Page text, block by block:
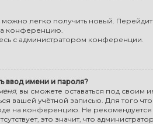
можно легко получить новый.
конференцию.
с администратором конференции.
ввод имени и пароля?
, вы сможете оставаться под
вашей учётной записью. Для того
на конференцию. Не рекомендуется
это значит, что